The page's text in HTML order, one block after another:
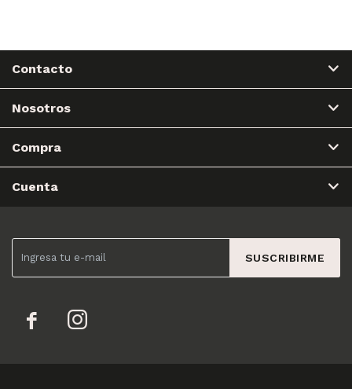
SUSCRIBIRME
 
Contacto
Nosotros
Compra
Cuenta